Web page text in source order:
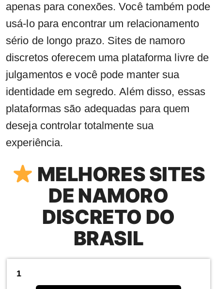
apenas para conexões. Você também pode
usá-lo para encontrar um relacionamento
sério de longo prazo. Sites de namoro
discretos oferecem uma plataforma livre de
julgamentos e você pode manter sua
identidade em segredo. Além disso, essas
plataformas são adequadas para quem
deseja controlar totalmente sua
experiência.
MELHORES SITES
DE NAMORO
DISCRETO DO
BRASIL
1